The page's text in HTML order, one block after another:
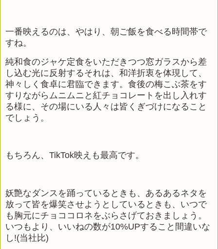
一番映えるのは、やはり、朝ご飯を食べる時間帯で
すね。
純和食のジャケ定食をいただきつつ窓ガラスから差
し込む光に反射するそれは、和洋折衷を体現して、
神々しく食卓に君臨できます。食後の梅こぶ茶をす
すりながらムニムニと紅チョコレートを出し入れす
る様に、その場にいる人々は皆くぎづけになること
でしょう。
もちろん、 TikTok映えも最高です。
妖艶なダンスを踊っているときも、あるあるネタを
放って皆を爆笑させようとしているときも、いつで
も胸元にチョココロネをぶらさげておきましょう。
いつもより、いいねの数が10%UPすること間違いな
し !(当社比)